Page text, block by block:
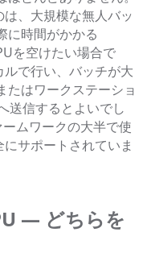
、大規模な無人バッ
に時間がかかる
を空けたい場合で
で行い、バッチが大
たはワークステーショ
送信するとよいでし
ムワークの大半で使
サポートされていま
— どちらを